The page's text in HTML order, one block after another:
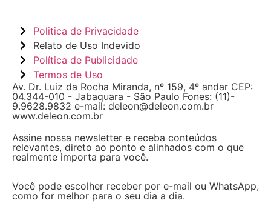
Politica de Privacidade
Relato de Uso Indevido
Política de Publicidade
Termos de Uso
Av. Dr. Luiz da Rocha Miranda, nº 159, 4º andar CEP:
04.344-010 - Jabaquara - São Paulo Fones: (11)-
9.9628.9832 e-mail: deleon@deleon.com.br
www.deleon.com.br
Assine nossa newsletter e receba conteúdos
relevantes, direto ao ponto e alinhados com o que
realmente importa para você.
Você pode escolher receber por e-mail ou WhatsApp,
como for melhor para o seu dia a dia.